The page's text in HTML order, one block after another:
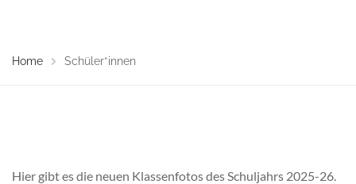
Home Schüler*innen
Hier gibt es die neuen Klassenfotos des Schuljahrs 2025-26.